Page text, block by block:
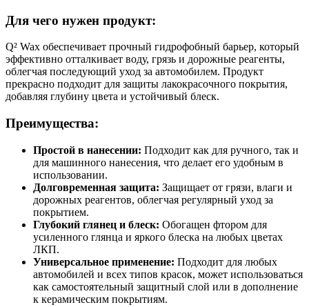
Для чего нужен продукт:
Q² Wax обеспечивает прочный гидрофобный барьер, который
эффективно отталкивает воду, грязь и дорожные реагенты,
облегчая последующий уход за автомобилем. Продукт
прекрасно подходит для защиты лакокрасочного покрытия,
добавляя глубину цвета и устойчивый блеск.
Преимущества:
Простой в нанесении: Подходит как для ручного, так и
для машинного нанесения, что делает его удобным в
использовании.
Долговременная защита: Защищает от грязи, влаги и
дорожных реагентов, облегчая регулярный уход за
покрытием.
Глубокий глянец и блеск: Обогащен фтором для
усиленного глянца и яркого блеска на любых цветах
ЛКП.
Универсальное применение: Подходит для любых
автомобилей и всех типов красок, может использоваться
как самостоятельный защитный слой или в дополнение
к керамическим покрытиям.